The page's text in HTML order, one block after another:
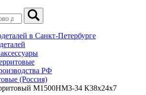
в Санкт-Петербурге
РФ
(Россия)
М1500НМ3-34 К38х24х7